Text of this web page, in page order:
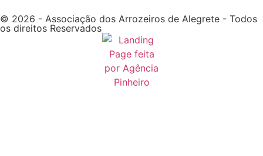
© 2026 - Associação dos Arrozeiros de Alegrete - Todos
os direitos Reservados